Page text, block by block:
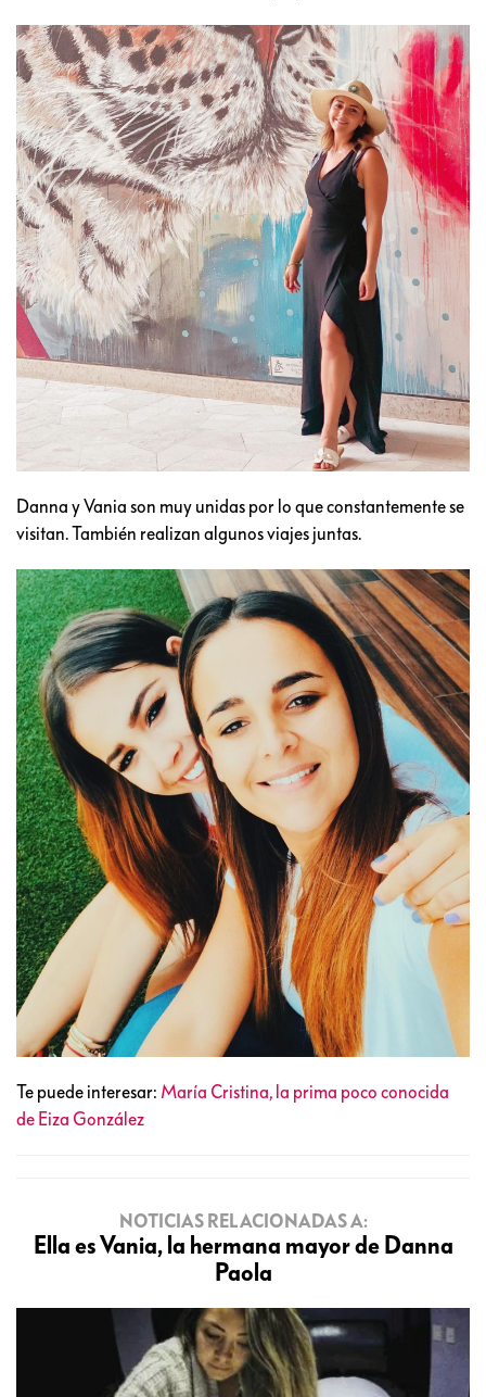
Danna y Vania son muy unidas por lo que constantemente se
visitan. También realizan algunos viajes juntas.
Te puede interesar: María Cristina, la prima poco conocida
de Eiza González
NOTICIAS RELACIONADAS A:
Ella es Vania, la hermana mayor de Danna
Paola